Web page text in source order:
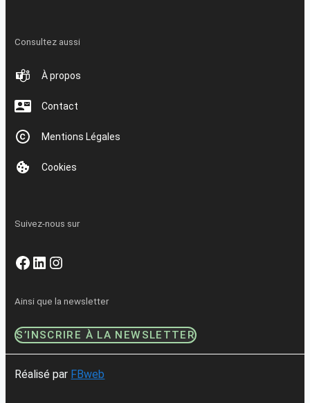
Consultez aussi
À propos
Contact
Mentions Légales
Cookies
Suivez-nous sur
Facebook
LinkedIn
Instagram
Ainsi que la newsletter
S’INSCRIRE À LA NEWSLETTER
Réalisé par FBweb